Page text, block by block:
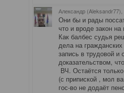
Александр (Aleksandr77),
Они бы и рады
что и вроде закон
Как балбес судья
дела на
запись в трудовой
доказательством,
ВЧ. Остаётся
(с припиской , мол
гос-во не додаёт